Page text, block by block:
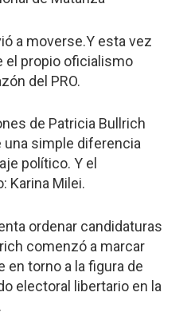
a moverse.Y esta vez
el propio oficialismo
del PRO.
de Patricia Bullrich
una simple diferencia
político. Y el
Karina Milei.
ordenar candidaturas
comenzó a marcar
en torno a la figura de
electoral libertario en la